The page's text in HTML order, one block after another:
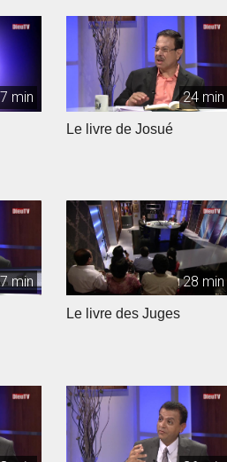
min 24 min
Le livre de Josué
min 28 min
Le livre des Juges